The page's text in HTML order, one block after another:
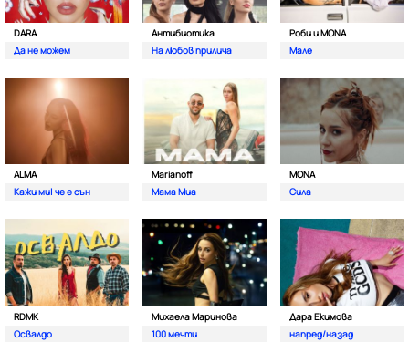
DARA
Да не можем
Антибиотика
На любов прилича
Роби и MONA
Мале
ALMA
Кажи ми| че е сън
Marianoff
Мама Миа
MONA
Сила
RDMK
Освалдо
Михаела Маринова
100 мечти
Дара Екимова
напред/назад